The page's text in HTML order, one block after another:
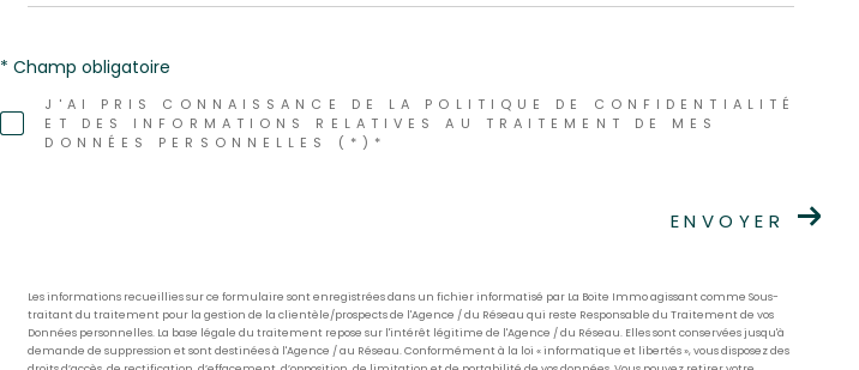
J'AI PRIS CONNAISSANCE DE LA POLITIQUE DE CONFIDENTIALITÉ
ET DES INFORMATIONS RELATIVES AU TRAITEMENT DE MES
DONNÉES PERSONNELLES (*)*
* Champ obligatoire
ENVOYER
Les informations recueillies sur ce formulaire sont enregistrées dans un fichier informatisé par La Boite Immo agissant comme Sous-
traitant du traitement pour la gestion de la clientèle/prospects de l'Agence / du Réseau qui reste Responsable du Traitement de vos
Données personnelles. La base légale du traitement repose sur l'intérêt légitime de l'Agence / du Réseau. Elles sont conservées jusqu'à
demande de suppression et sont destinées à l'Agence / au Réseau. Conformément à la loi « informatique et libertés », vous disposez des